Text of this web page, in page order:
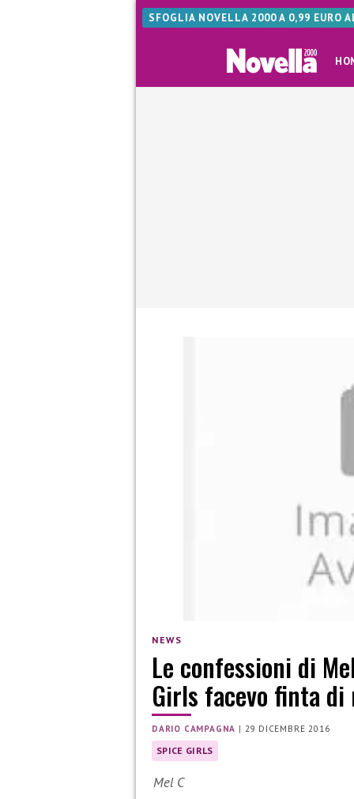
SFOGLIA NOVELLA 2000 A 0,99 EURO
NEWS
Le confessioni di
Girls facevo finta
DARIO CAMPAGNA | 29 DICEMBRE 2016
SPICE GIRLS
Mel C